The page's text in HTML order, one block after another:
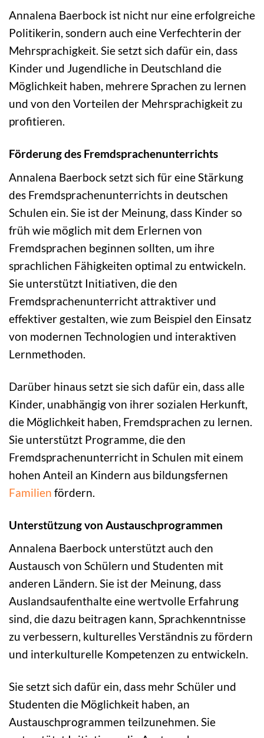
Annalena Baerbock ist nicht nur eine erfolgreiche
Politikerin, sondern auch eine Verfechterin der
Mehrsprachigkeit. Sie setzt sich dafür ein, dass
Kinder und Jugendliche in Deutschland die
Möglichkeit haben, mehrere Sprachen zu lernen
und von den Vorteilen der Mehrsprachigkeit zu
profitieren.
Förderung des Fremdsprachenunterrichts
Annalena Baerbock setzt sich für eine Stärkung
des Fremdsprachenunterrichts in deutschen
Schulen ein. Sie ist der Meinung, dass Kinder so
früh wie möglich mit dem Erlernen von
Fremdsprachen beginnen sollten, um ihre
sprachlichen Fähigkeiten optimal zu entwickeln.
Sie unterstützt Initiativen, die den
Fremdsprachenunterricht attraktiver und
effektiver gestalten, wie zum Beispiel den Einsatz
von modernen Technologien und interaktiven
Lernmethoden.
Darüber hinaus setzt sie sich dafür ein, dass alle
Kinder, unabhängig von ihrer sozialen Herkunft,
die Möglichkeit haben, Fremdsprachen zu lernen.
Sie unterstützt Programme, die den
Fremdsprachenunterricht in Schulen mit einem
hohen Anteil an Kindern aus bildungsfernen
Familien fördern.
Unterstützung von Austauschprogrammen
Annalena Baerbock unterstützt auch den
Austausch von Schülern und Studenten mit
anderen Ländern. Sie ist der Meinung, dass
Auslandsaufenthalte eine wertvolle Erfahrung
sind, die dazu beitragen kann, Sprachkenntnisse
zu verbessern, kulturelles Verständnis zu fördern
und interkulturelle Kompetenzen zu entwickeln.
Sie setzt sich dafür ein, dass mehr Schüler und
Studenten die Möglichkeit haben, an
Austauschprogrammen teilzunehmen. Sie